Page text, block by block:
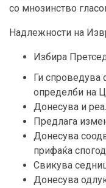
со мнозинство
Надлежности на
Избира
Ги спроведува
определби на
Донесува и
Предлага
Донесува
прифаќа
Свикува
Донесува